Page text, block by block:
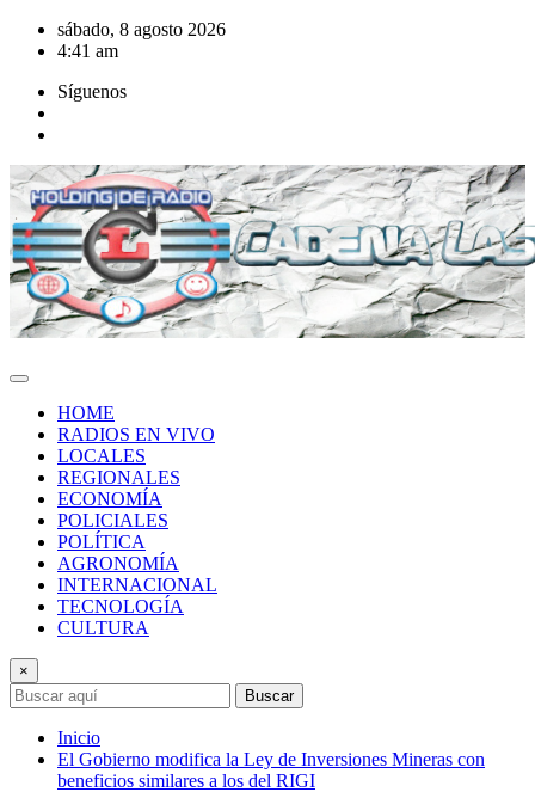
Saltar
sábado, 8 agosto 2026
4:41 am
Síguenos
HOME
RADIOS EN VIVO
LOCALES
REGIONALES
ECONOMÍA
POLICIALES
POLÍTICA
AGRONOMÍA
INTERNACIONAL
TECNOLOGÍA
CULTURA
×
Buscar
Inicio
El Gobierno modifica la Ley de Inversiones Mineras con
beneficios similares a los del RIGI